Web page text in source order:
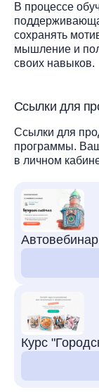
В процессе
сохранять
мышление и
своих навыков.
Ссылки для
Ссылки для
программы.
в личном
Автовебинар
Курс